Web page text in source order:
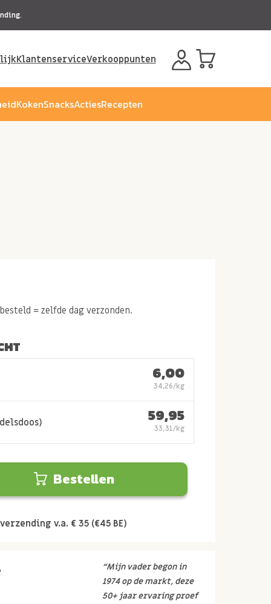
KlantenserviceVerkooppunten
KokenSnacksActiesRecepten
= zelfde dag verzonden.
6,00
34,26/kg
59,95
33,31/kg
Bestellen
v.a. € 35 (€45 BE)
“Mijn vader begon in
1974 op de markt, deze
50+ jaar ervaring proef